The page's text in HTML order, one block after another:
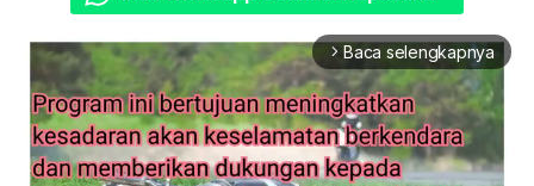
arrow_forward_ios Baca selengkapnya